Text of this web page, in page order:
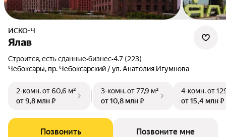
ИСКО-Ч
Ялав
Строится, есть сданные•бизнес•4.7 (223)
Чебоксары, пр. Чебоксарский / ул. Анатолия Игумнова
2-комн.от 60,6 м²
от 9,8 млн ₽
3-комн.от 77,9 м²
от 10,8 млн ₽
4-комн.от
от 15,4 млн ₽
Позвонить Позвоните мне